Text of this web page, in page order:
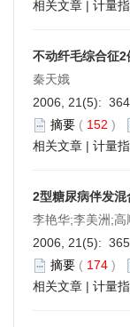
相关文章 | 计量
不动纤毛综合征2
秦天娥
2006, 21(5):
摘要 ( 152 )
相关文章 | 计量
2型糖尿病伴发混
李艳华;李美洲;高
2006, 21(5):
摘要 ( 174 )
相关文章 | 计量